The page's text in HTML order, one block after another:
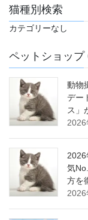
猫種別検索
カテゴリーなし
ペットショッ
動物
デー
ス」
2026
2026
気
方を
2026